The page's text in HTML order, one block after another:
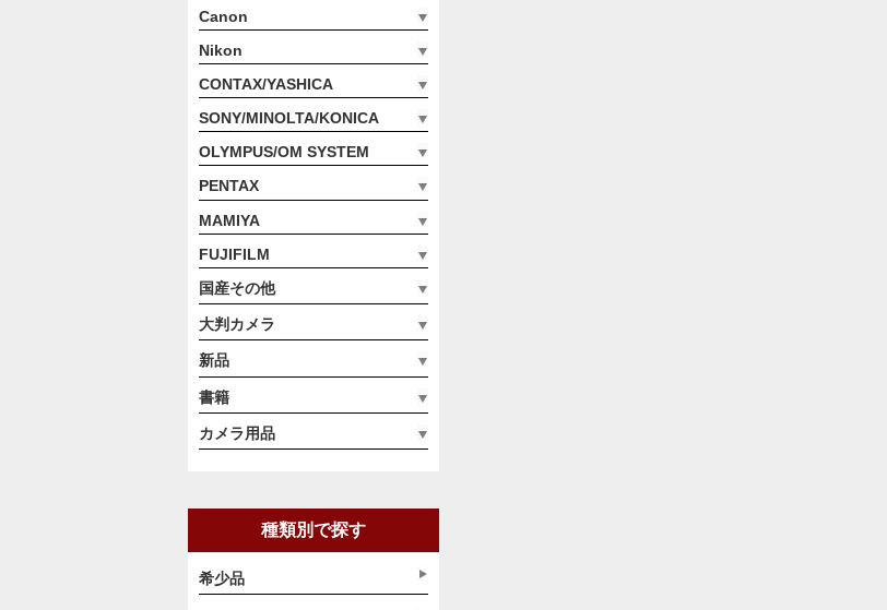
Canon
Nikon
CONTAX/YASHICA
SONY/MINOLTA/KONICA
OLYMPUS/OM SYSTEM
PENTAX
MAMIYA
FUJIFILM
国産その他
大判カメラ
新品
書籍
カメラ用品
種類別で探す
希少品